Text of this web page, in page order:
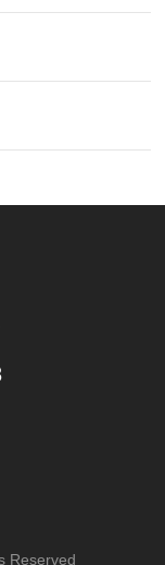
Reserved